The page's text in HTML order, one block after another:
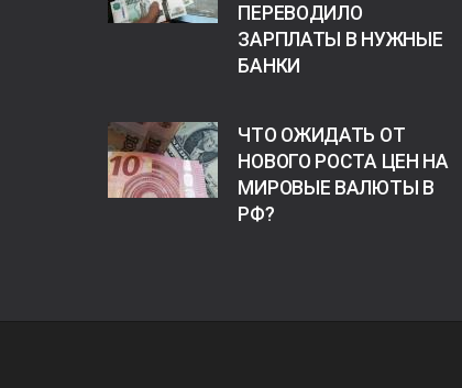
ПЕРЕВОДИЛО
ЗАРПЛАТЫ В НУЖНЫЕ
БАНКИ
ЧТО ОЖИДАТЬ ОТ
НОВОГО РОСТА ЦЕН НА
МИРОВЫЕ ВАЛЮТЫ В
РФ?